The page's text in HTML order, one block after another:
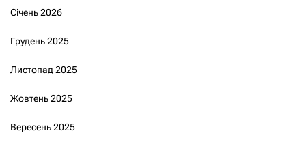
Січень 2026
Грудень 2025
Листопад 2025
Жовтень 2025
Вересень 2025